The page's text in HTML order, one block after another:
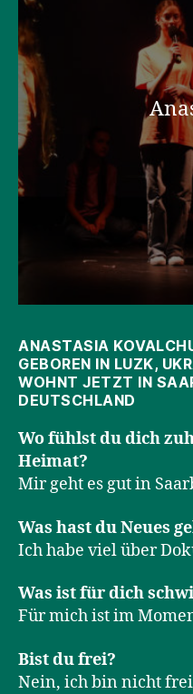
ANASTASIA
GEBOREN IN LUZK,
WOHNT JETZT IN
DEUTSCHLAND
Wo fühlst du dich
Heimat?
Mir geht es gut in
Was hast du Neues
Ich habe viel über
Was ist für dich
Für mich ist im
Bist du frei?
Nein, ich bin nicht